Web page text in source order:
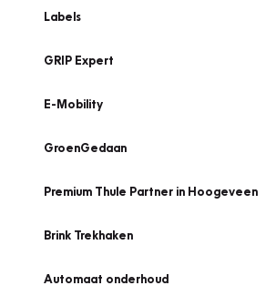
Labels
GRIP Expert
E-Mobility
GroenGedaan
Premium Thule Partner in Hoogeveen
Brink Trekhaken
Automaat onderhoud